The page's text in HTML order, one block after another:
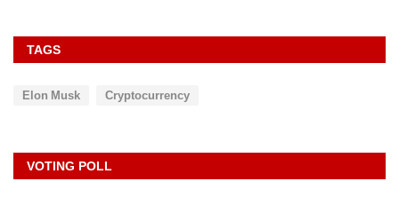
TAGS
Elon Musk Cryptocurrency
VOTING POLL